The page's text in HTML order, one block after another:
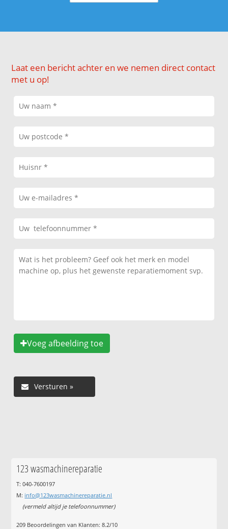
Laat een bericht achter en we nemen direct contact
met u op!
Voeg afbeelding toe
123 wasmachinereparatie
T: 040-7600197
M: info@123wasmachinereparatie.nl
(vermeld altijd je telefoonnummer)
209 Beoordelingen van Klanten:8.2/10